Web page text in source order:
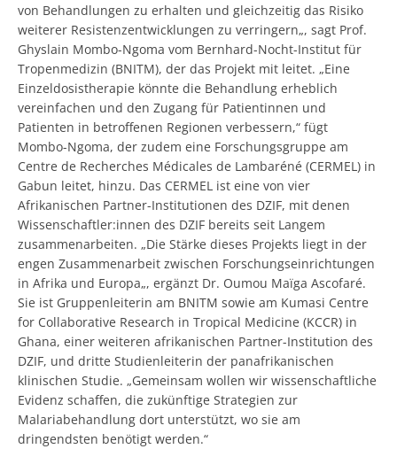
von Behandlungen zu erhalten und gleichzeitig das Risiko
weiterer Resistenzentwicklungen zu verringern„, sagt Prof.
Ghyslain Mombo-Ngoma vom Bernhard-Nocht-Institut für
Tropenmedizin (BNITM), der das Projekt mit leitet. „Eine
Einzeldosistherapie könnte die Behandlung erheblich
vereinfachen und den Zugang für Patientinnen und
Patienten in betroffenen Regionen verbessern,“ fügt
Mombo-Ngoma, der zudem eine Forschungsgruppe am
Centre de Recherches Médicales de Lambaréné (CERMEL) in
Gabun leitet, hinzu. Das CERMEL ist eine von vier
Afrikanischen Partner-Institutionen des DZIF, mit denen
Wissenschaftler:innen des DZIF bereits seit Langem
zusammenarbeiten. „Die Stärke dieses Projekts liegt in der
engen Zusammenarbeit zwischen Forschungseinrichtungen
in Afrika und Europa„, ergänzt Dr. Oumou Maïga Ascofaré.
Sie ist Gruppenleiterin am BNITM sowie am Kumasi Centre
for Collaborative Research in Tropical Medicine (KCCR) in
Ghana, einer weiteren afrikanischen Partner-Institution des
DZIF, und dritte Studienleiterin der panafrikanischen
klinischen Studie. „Gemeinsam wollen wir wissenschaftliche
Evidenz schaffen, die zukünftige Strategien zur
Malariabehandlung dort unterstützt, wo sie am
dringendsten benötigt werden.“